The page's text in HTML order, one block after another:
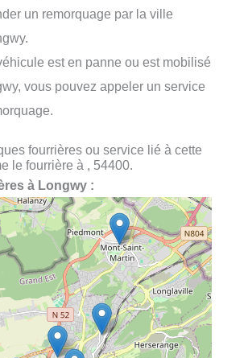
un remorquage par la ville
est en panne ou est mobilisé
vous pouvez appeler un service
fourrières ou service lié à cette
le fourrière à , 54400.
à Longwy :